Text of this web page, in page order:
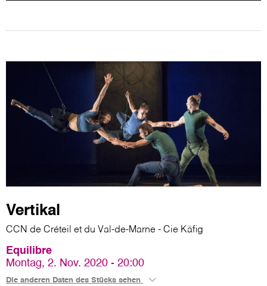
Vertikal
CCN de Créteil et du Val-de-Marne - Cie Käfig
Equilibre
Montag, 2. Nov. 2020 - 20:00
Die anderen Daten des Stücks sehen